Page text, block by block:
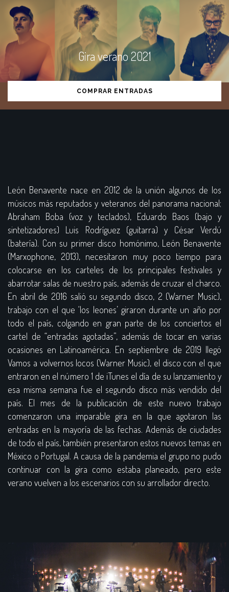
Gira verano 2021
COMPRAR ENTRADAS
León Benavente nace en 2012 de la unión algunos de los
músicos más reputados y veteranos del panorama nacional;
Abraham Boba (voz y teclados), Eduardo Baos (bajo y
sintetizadores) Luis Rodríguez (guitarra) y César Verdú
(batería). Con su primer disco homónimo, León Benavente
(Marxophone, 2013), necesitaron muy poco tiempo para
colocarse en los carteles de los principales festivales y
abarrotar salas de nuestro país, además de cruzar el charco.
En abril de 2016 salió su segundo disco, 2 (Warner Music),
trabajo con el que ‘los leones’ giraron durante un año por
todo el país, colgando en gran parte de los conciertos el
cartel de “entradas agotadas”, además de tocar en varias
ocasiones en Latinoamérica. En septiembre de 2019 llegó
Vamos a volvernos locos (Warner Music), el disco con el que
entraron en el número 1 de iTunes el día de su lanzamiento y
esa misma semana fue el segundo disco más vendido del
país. El mes de la publicación de este nuevo trabajo
comenzaron una imparable gira en la que agotaron las
entradas en la mayoría de las fechas. Además de ciudades
de todo el país, también presentaron estos nuevos temas en
México o Portugal. A causa de la pandemia el grupo no pudo
continuar con la gira como estaba planeado, pero este
verano vuelven a los escenarios con su arrollador directo.